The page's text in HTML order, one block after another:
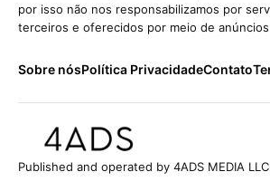
por isso não nos responsabilizamos por
terceiros e oferecidos por meio de
Sobre nósPolítica PrivacidadeContato
Published and operated by 4ADS MEDIA